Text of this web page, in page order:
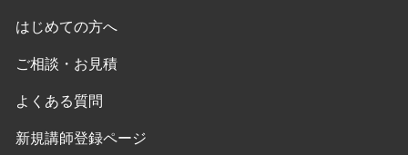
はじめての方へ
ご相談・お見積
よくある質問
新規講師登録ページ